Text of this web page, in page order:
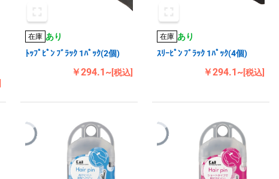
在庫 あり
ﾄｯﾌﾟﾋﾟﾝ ﾌﾞﾗｯｸ 1ﾊﾟｯｸ(2個)
￥294.1~[税込]
在庫 あり
ｽﾘｰﾋﾟﾝ ﾌﾞﾗｯｸ 1ﾊﾟｯｸ(4個)
￥294.1~[税込]